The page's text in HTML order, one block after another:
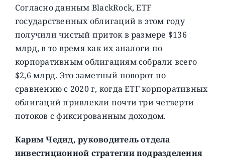
Согласно данным BlackRock, ETF
государственных облигаций в этом году
получили чистый приток в размере $136
млрд, в то время как их аналоги по
корпоративным облигациям собрали всего
$2,6 млрд. Это заметный поворот по
сравнению с 2020 г, когда ETF корпоративных
облигаций привлекли почти три четверти
потоков с фиксированным доходом.
Карим Чедид, руководитель отдела
инвестиционной стратегии подразделения